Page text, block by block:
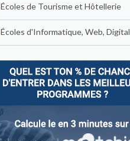
Écoles de Tourisme et Hôtellerie
Écoles d'Informatique, Web, Digital